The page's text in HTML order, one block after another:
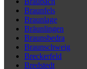
Braunfels
Braunlage
Bräunlingen
Braunsbedra
Braunschweig
Breckerfeld
Bredstedt